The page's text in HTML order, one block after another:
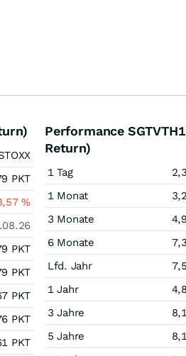
PKT
%
PKT
PKT
PKT
PKT
PKT
Performance
Return)
1 Tag
1 Monat
3 Monate
6 Monate
Lfd. Jahr
1 Jahr
3 Jahre
5 Jahre